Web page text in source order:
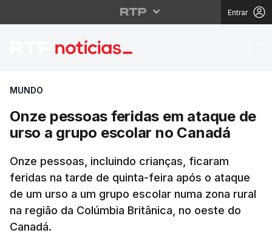
Entrar
Onze pessoas
MUNDO
Onze pessoas feridas em ataque de
urso a grupo escolar no Canadá
Onze pessoas, incluindo crianças, ficaram
feridas na tarde de quinta-feira após o ataque
de um urso a um grupo escolar numa zona rural
na região da Colúmbia Britânica, no oeste do
Canadá.